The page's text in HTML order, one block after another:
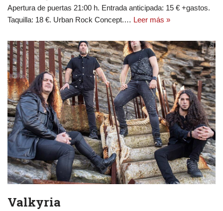
Apertura de puertas 21:00 h. Entrada anticipada: 15 € +gastos.
Taquilla: 18 €. Urban Rock Concept.… Leer más »
Valkyria